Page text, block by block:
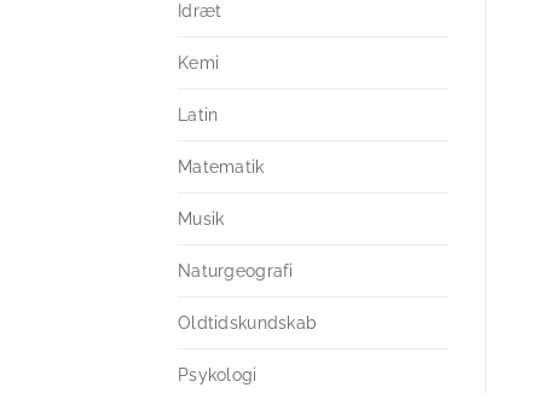
Idræt
Kemi
Latin
Matematik
Musik
Naturgeografi
Oldtidskundskab
Psykologi